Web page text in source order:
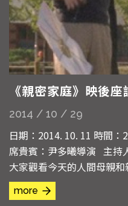
《親密家庭》映後座
2014 / 10 / 29
日期：2014. 10. 11 時間：21:00-22:23 地點：華山一廳 出
席貴賓：尹多曦導演 主持人：各位觀眾朋友大家好，謝謝
大家觀看今天的人間母親
密家庭的導演，尹導演在現
到來。我想大家今天會來參
more